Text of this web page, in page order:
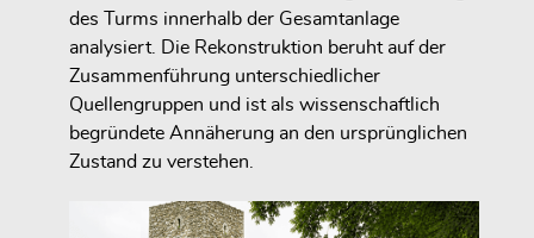
des Turms innerhalb der Gesamtanlage
analysiert. Die Rekonstruktion beruht auf der
Zusammenführung unterschiedlicher
Quellengruppen und ist als wissenschaftlich
begründete Annäherung an den ursprünglichen
Zustand zu verstehen.